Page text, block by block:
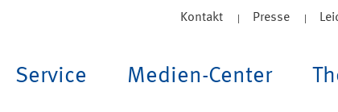
Kontakt Presse
Service Medien-Center